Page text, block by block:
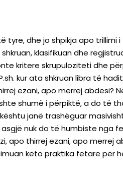
dhe jo shpikja apo
klasifikuan dhe
kritere skrupuloziteti dhe
kur ata shkruan libra të
ezani, apo merrej
shumë i përpiktë, a do të
janë trashëguar
nuk do të humbiste
apo thirrej ezani, apo
këto praktika fetare për